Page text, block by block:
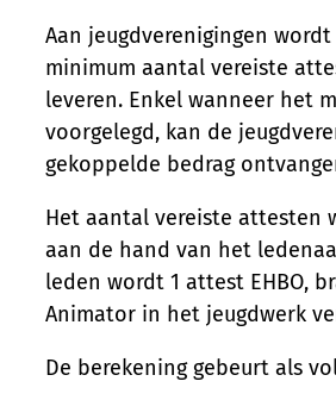
Aan jeugdverenigingen wordt
minimum aantal vereiste
leveren. Enkel wanneer het
voorgelegd, kan de
gekoppelde bedrag
Het aantal vereiste attesten
aan de hand van het
leden wordt 1 attest EHBO,
Animator in het jeugdwerk
De berekening gebeurt als